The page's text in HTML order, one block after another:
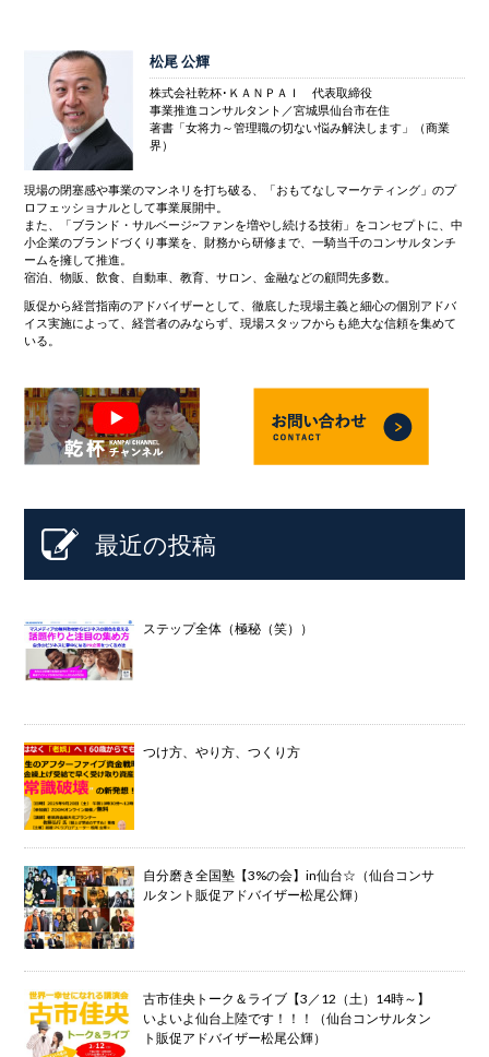
松尾 公輝
株式会社乾杯･ＫＡＮＰＡＩ 代表取締役
事業推進コンサルタント／宮城県仙台市在住
著書「女将力～管理職の切ない悩み解決します」（商業
界）
現場の閉塞感や事業のマンネリを打ち破る、「おもてなしマーケティング」のプ
ロフェッショナルとして事業展開中。
また、「ブランド・サルベージ~ファンを増やし続ける技術」をコンセプトに、中
小企業のブランドづくり事業を、財務から研修まで、一騎当千のコンサルタンチ
ームを擁して推進。
宿泊、物販、飲食、自動車、教育、サロン、金融などの顧問先多数。
販促から経営指南のアドバイザーとして、徹底した現場主義と細心の個別アドバ
イス実施によって、経営者のみならず、現場スタッフからも絶大な信頼を集めて
いる。
最近の投稿
ステップ全体（極秘（笑））
つけ方、やり方、つくり方
自分磨き全国塾【3%の会】in仙台☆（仙台コンサ
ルタント販促アドバイザー松尾公輝）
古市佳央トーク＆ライブ【3／12（土）14時～】
いよいよ仙台上陸です！！！（仙台コンサルタン
ト販促アドバイザー松尾公輝）